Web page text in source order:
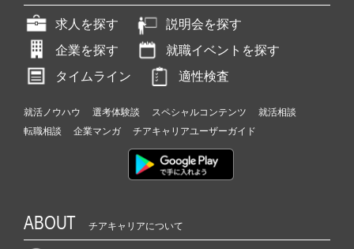
求人を探す
説明会を探す
企業を探す
就職イベントを探す
タイムライン
適性検査
就活ノウハウ 選考体験談 スペシャルコンテンツ
就活相談
転職相談
企業マンガ チアキャリアユーザーガイド
ABOUT チアキャリアについて